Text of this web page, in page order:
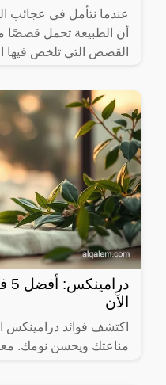
عندما نتأمل في عجائب
أن الطبيعة تحمل قصصًا
القصص التي تلخص فيها
الآن
اكتشف فوائد درامينكس
مناعتك ويحسن نومك.